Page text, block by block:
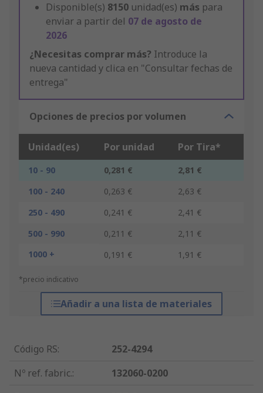
Disponible(s) 8150 unidad(es) más para
enviar a partir del 07 de agosto de
2026
¿Necesitas comprar más? Introduce la
nueva cantidad y clica en "Consultar fechas de
entrega"
Opciones de precios por volumen
Unidad(es) Por unidad Por Tira*
10 - 90 0,281 €
2,81 €
100 - 240
0,263 €
2,63 €
250 - 490
0,241 €
2,41 €
500 - 990
0,211 €
2,11 €
1000 +
0,191 € 1,91 €
*precio indicativo
Añadir a una lista de materiales
Código RS:
252-4294
Nº ref. fabric.:
132060-0200